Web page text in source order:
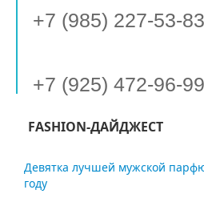
+7 (985) 227-53-83
+7 (925) 472-96-99
FASHION-ДАЙДЖЕСТ
Девятка лучшей мужской
году